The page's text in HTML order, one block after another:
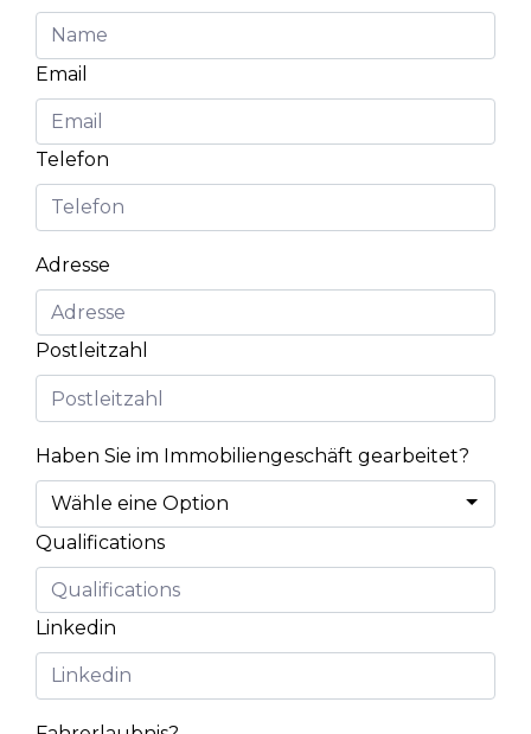
Email
Telefon
Adresse
Postleitzahl
Haben Sie im Immobiliengeschäft gearbeitet?
Qualifications
Linkedin